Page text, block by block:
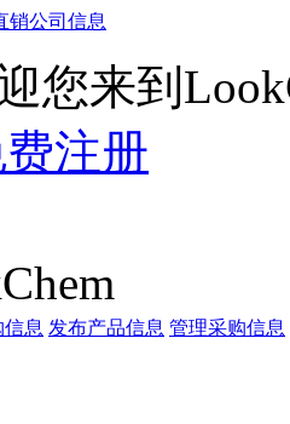
销公司信息
您来到
注册
息 发布产品信息 管理采购信息